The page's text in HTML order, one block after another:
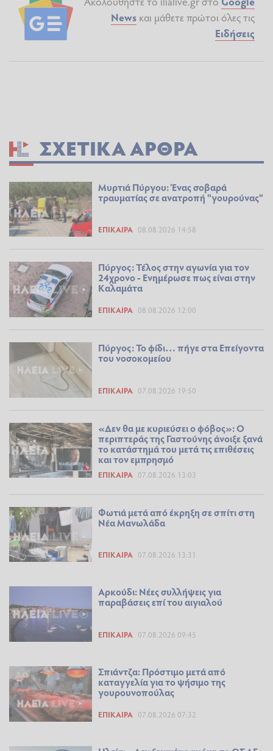
News και μάθετε πρώτοι όλες τις
Ειδήσεις
ΣΧΕΤΙΚΆ ΆΡΘΡΑ
Μυρτιά Πύργου: Ένας σοβαρά
τραυματίας σε ανατροπή "γουρούνας"
ΕΠΊΚΑΙΡΑ 08.08.2026 14:58
Πύργος: Τέλος στην αγωνία για τον
24χρονο - Ενημέρωσε πως είναι στην
Καλαμάτα
ΕΠΊΚΑΙΡΑ 08.08.2026 12:00
Πύργος: Το φίδι… πήγε στα Επείγοντα
του νοσοκομείου
ΕΠΊΚΑΙΡΑ 07.08.2026 19:50
«Δεν θα με κυριεύσει ο φόβος»: Ο
περιπτεράς της Γαστούνης άνοιξε ξανά
το κατάστημά του μετά τις επιθέσεις
και τον εμπρησμό
ΕΠΊΚΑΙΡΑ 07.08.2026 13:03
Φωτιά μετά από έκρηξη σε σπίτι στη
Νέα Μανωλάδα
ΕΠΊΚΑΙΡΑ 07.08.2026 13:31
Αρκούδι: Νέες συλλήψεις για
παραβάσεις επί του αιγιαλού
ΕΠΊΚΑΙΡΑ 07.08.2026 09:45
Σπιάντζα: Πρόστιμο μετά από
καταγγελία για το ψήσιμο της
γουρουνοπούλας
ΕΠΊΚΑΙΡΑ 07.08.2026 07:32